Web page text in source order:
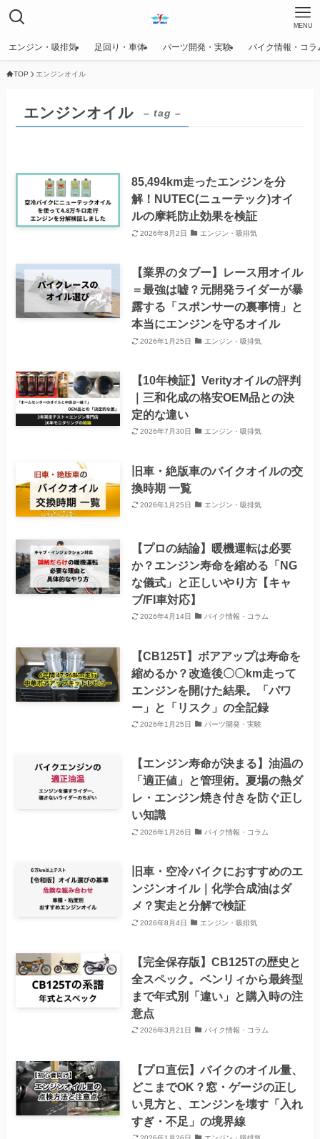
MENU
エンジン・吸排気 足回り・車体 パーツ開発・実験 バイク情報・コラ
TOP エンジンオイル
エンジンオイル – tag –
85,494km走ったエンジンを分
解！NUTEC(ニューテック)オイ
ルの摩耗防止効果を検証
2026年8月2日 エンジン・吸排気
【業界のタブー】レース用オイル
＝最強は嘘？元開発ライダーが暴
露する「スポンサーの裏事情」と
本当にエンジンを守るオイル
2026年1月25日 エンジン・吸排気
【10年検証】Verityオイルの評判
｜三和化成の格安OEM品との決
定的な違い
2026年7月30日 エンジン・吸排気
旧車・絶版車のバイクオイルの交
換時期 一覧
2026年1月25日 エンジン・吸排気
【プロの結論】暖機運転は必要
か？エンジン寿命を縮める「NG
な儀式」と正しいやり方【キャ
ブ/FI車対応】
2026年4月14日 バイク情報・コラム
【CB125T】ボアアップは寿命を
縮めるか？改造後〇〇km走って
エンジンを開けた結果。「パワ
ー」と「リスク」の全記録
2026年1月25日 パーツ開発・実験
【エンジン寿命が決まる】油温の
「適正値」と管理術。夏場の熱ダ
レ・エンジン焼き付きを防ぐ正し
い知識
2026年1月26日 バイク情報・コラム
旧車・空冷バイクにおすすめのエ
ンジンオイル｜化学合成油はダ
メ？実走と分解で検証
2026年8月4日 エンジン・吸排気
【完全保存版】CB125Tの歴史と
全スペック。ベンリィから最終型
まで年式別「違い」と購入時の注
意点
2026年3月21日 バイク情報・コラム
【プロ直伝】バイクのオイル量、
どこまでOK？窓・ゲージの正し
い見方と、エンジンを壊す「入れ
すぎ・不足」の境界線